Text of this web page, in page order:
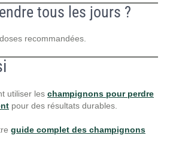
tous les jours ?
recommandées.
utiliser les champignons pour perdre
pour des résultats durables.
guide complet des champignons